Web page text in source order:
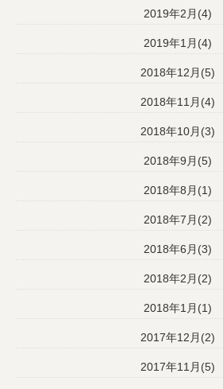
2019年2月(4)
2019年1月(4)
2018年12月(5)
2018年11月(4)
2018年10月(3)
2018年9月(5)
2018年8月(1)
2018年7月(2)
2018年6月(3)
2018年2月(2)
2018年1月(1)
2017年12月(2)
2017年11月(5)